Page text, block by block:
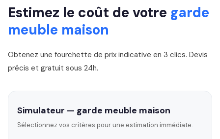
Estimez le coût de votre garde
meuble maison
Obtenez une fourchette de prix indicative en 3 clics. Devis
précis et gratuit sous 24h.
Simulateur — garde meuble maison
Sélectionnez vos critères pour une estimation immédiate.